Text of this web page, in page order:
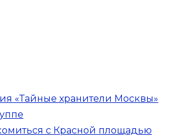
«Тайные хранители Москвы»
с Красной площадью